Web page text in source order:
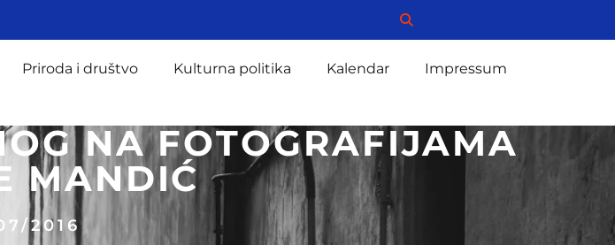
Priroda i društvo Kulturna politika Kalendar Impressum
NA FOTOGRAFIJAMA
MANDIĆ
2016